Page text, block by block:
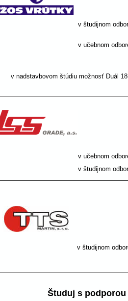
v nadstavbovom štúdiu možnosť Duál
Študuj s podporou
v študijnom
v učebnom
v učebnom
v študijnom
v študijnom